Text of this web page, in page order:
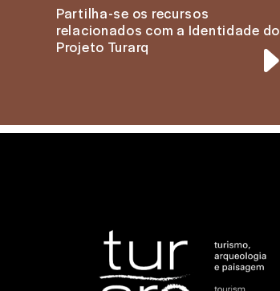
Partilha-se os recursos
relacionados com a Identidade do
Projeto Turarq